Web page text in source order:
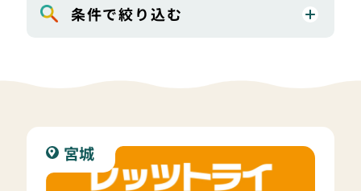
条件で絞り込む
宮城